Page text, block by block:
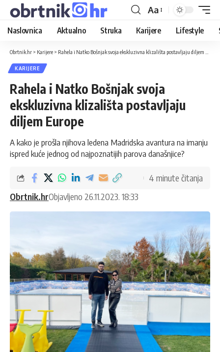
Aa
Naslovnica Aktualno Struka Karijere Lifestyle
Obrtnik.hr > Karijere > Rahela i Natko Bošnjak svoja ekskluzivna klizališta postavljaju diljem Europe
KARIJERE
Rahela i Natko Bošnjak svoja
ekskluzivna klizališta postavljaju
diljem Europe
A kako je prošla njihova ledena Madridska avantura na imanju
ispred kuće jednog od najpoznatijih parova današnjice?
Obrtnik.hrObjavljeno 26.11.2023. 18:33
4 minute čitanja